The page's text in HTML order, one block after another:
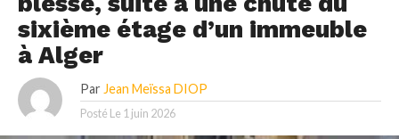
sixième étage d’un immeuble
à Alger
Par Jean Meïssa DIOP
Posté Le 1 juin 2026